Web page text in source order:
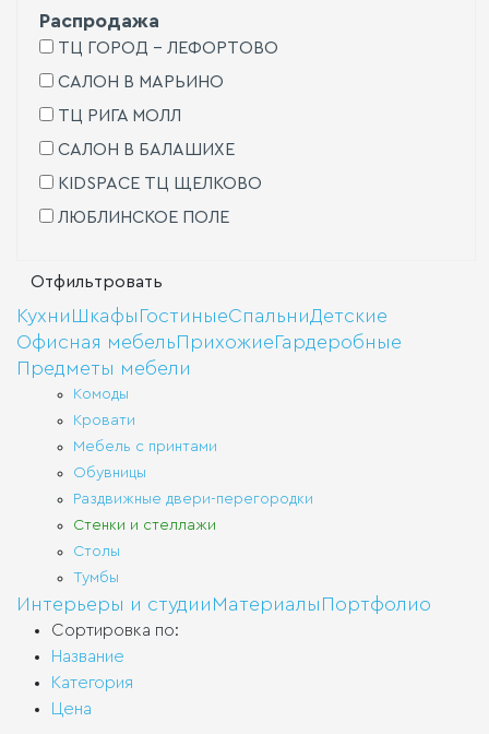
Распродажа
ТЦ ГОРОД - ЛЕФОРТОВО
САЛОН В МАРЬИНО
ТЦ РИГА МОЛЛ
САЛОН В БАЛАШИХЕ
KIDSPACE ТЦ ЩЕЛКОВО
ЛЮБЛИНСКОЕ ПОЛЕ
Кухни Шкафы ГостиныеСпальниДетские
Офисная мебельПрихожиеГардеробные
Предметы мебели
Комоды
Кровати
Мебель с принтами
Обувницы
Раздвижные двери-перегородки
Стенки и стеллажи
Столы
Тумбы
Интерьеры и студии Материалы Портфолио
Сортировка по:
Название
Категория
Цена